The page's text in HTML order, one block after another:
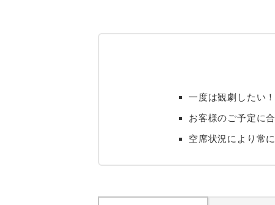
一度は観劇したい
お客様のご予定に
空席状況により常